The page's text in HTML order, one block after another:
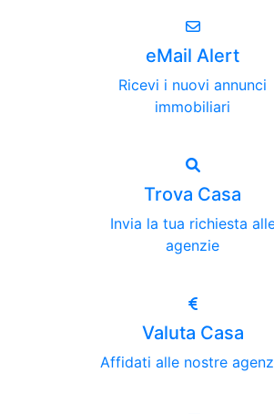
eMail Alert
Ricevi i nuovi annunci
immobiliari
Trova Casa
Invia la tua richiesta
agenzie
Valuta Casa
Affidati alle nostre